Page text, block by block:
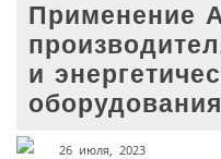
Применение
и
оборудования
26 июля, 2023